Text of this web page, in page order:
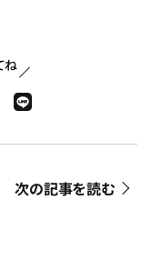
ね
次の記事を読む